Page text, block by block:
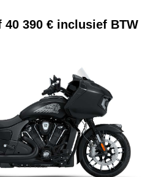
40 390 € inclusief BTW